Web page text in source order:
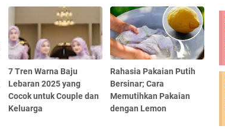
7 Tren Warna Baju
Lebaran 2025 yang
Cocok untuk Couple dan
Keluarga
Rahasia Pakaian Putih
Bersinar; Cara
Memutihkan Pakaian
dengan Lemon